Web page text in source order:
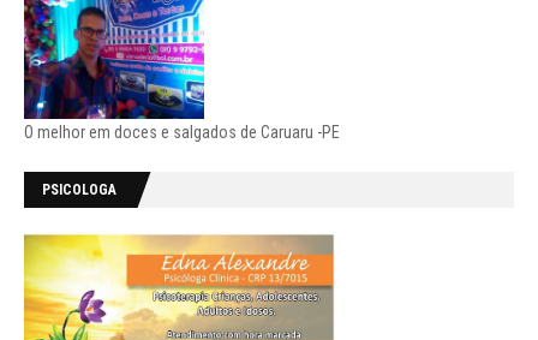
O melhor em doces e salgados de Caruaru -PE
PSICOLOGA